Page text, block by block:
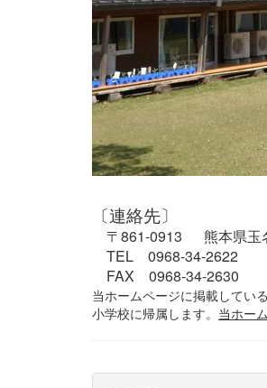
〔
〒861‐0913 熊
TEL 0968-34-2622
FAX 0968-34-2630
当ホームページに掲載してい
小学校に帰属します。 当ホー